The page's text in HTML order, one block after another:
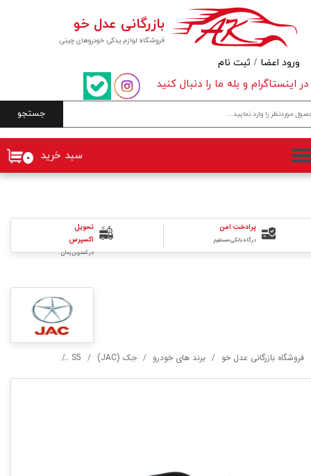
فروشگاه لوازم یدکی خودروهای چینی
بازرگانی عدل خو
جستجو
۰ سبد خرید
در اینستاگرام و بله ما را دنبال کنید
ورود اعضا / ثبت نام
حساب کاربری من
تغییر گذر واژه
سفارشات
خروج از حساب کاربری
فروشگاه بازرگانی عدل خو برند های خودرو جک (JAC) S5
تحویل
اکسپرس
در کمترین زمان
پرادخت امن
درگاه بانکی مستقیم